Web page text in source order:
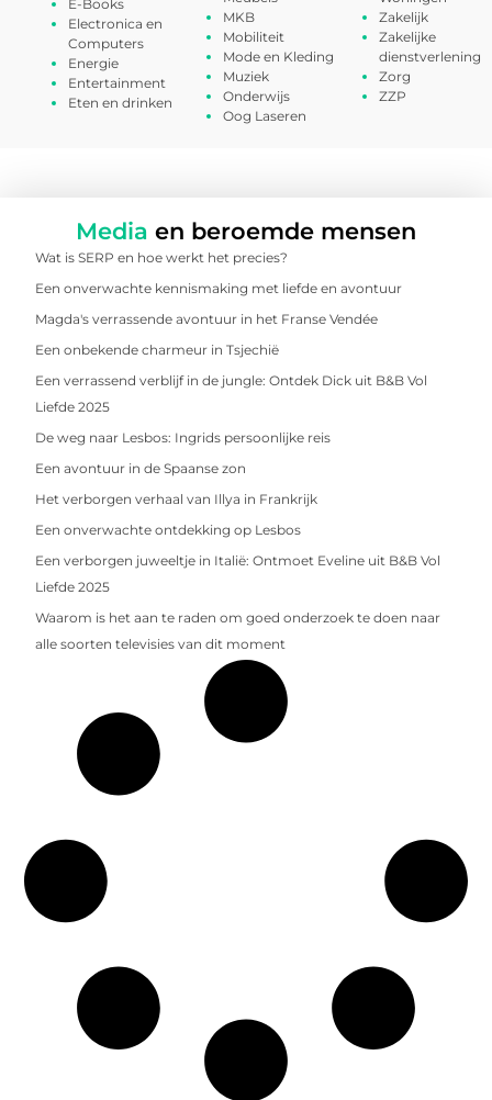
E-Books
Electronica en
Computers
Energie
Entertainment
Eten en drinken
MKB
Mobiliteit
Mode en Kleding
Muziek
Onderwijs
Oog Laseren
Zakelijk
Zakelijke
dienstverlening
Zorg
ZZP
Media en beroemde mensen
Wat is SERP en hoe werkt het precies?
Een onverwachte kennismaking met liefde en avontuur
Magda's verrassende avontuur in het Franse Vendée
Een onbekende charmeur in Tsjechië
Een verrassend verblijf in de jungle: Ontdek Dick uit B&B Vol
Liefde 2025
De weg naar Lesbos: Ingrids persoonlijke reis
Een avontuur in de Spaanse zon
Het verborgen verhaal van Illya in Frankrijk
Een onverwachte ontdekking op Lesbos
Een verborgen juweeltje in Italië: Ontmoet Eveline uit B&B Vol
Liefde 2025
Waarom is het aan te raden om goed onderzoek te doen naar
alle soorten televisies van dit moment